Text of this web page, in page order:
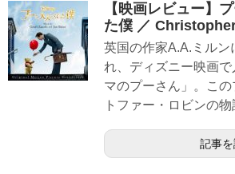
【映画レビュー】
た僕 ／
英国の作家A.A.ミルン
れ、ディズニー映画
マのプーさん」。こ
トファー・ロビンの
記事